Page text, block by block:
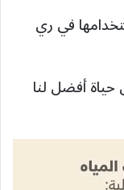
في ري
أفضل لنا